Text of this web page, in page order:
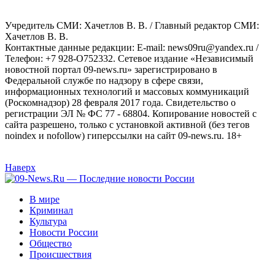
Учредитель СМИ: Хaчeтлoв B. B. / Главный редактор СМИ:
Хaчeтлoв B. B.
Контактные данные редакции: E-mail: news09ru@yandex.ru /
Телефон: +7 928-O752332. Сетевое издание «Независимый
новостной портал 09-news.ru» зарегистрировано в
Федеральной службе по надзору в сфере связи,
информационных технологий и массовых коммуникаций
(Роскомнадзор) 28 февраля 2017 года. Свидетельство о
регистрации ЭЛ № ФС 77 - 68804. Копирование новостей с
сайта разрешено, только с установкой активной (без тегов
noindex и nofollow) гиперссылки на сайт 09-news.ru. 18+
Наверх
В мире
Криминал
Культура
Новости России
Общество
Происшествия